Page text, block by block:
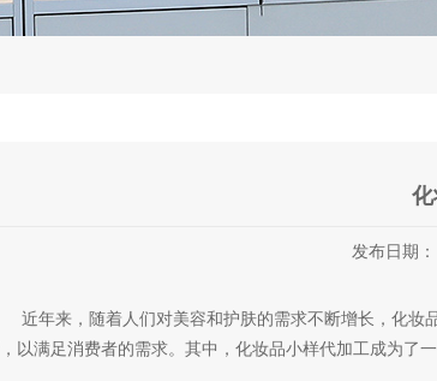
发布日期：
近年来，随着人们对美容和护肤的需求不断增长，化妆
以满足消费者的需求。其中，化妆品小样代加工成为了